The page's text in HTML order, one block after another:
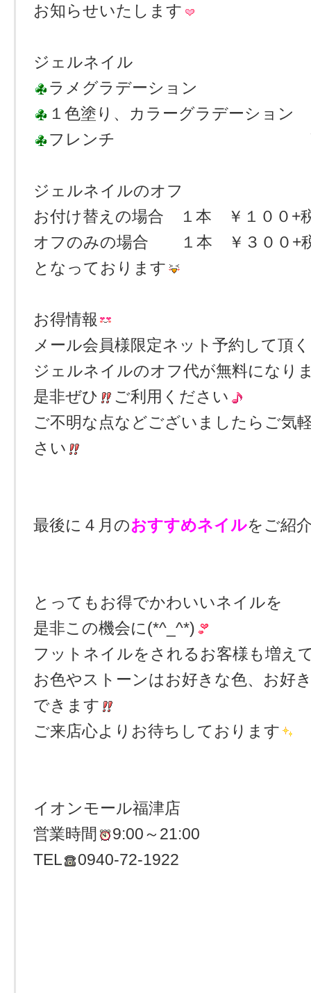
お知らせいたします
ジェルネイル
ラメグラデーション ￥
１色塗り、カラーグラデーション
フレンチ ￥５０
ジェルネイルのオフ
お付け替えの場合 １本 ￥１００+
オフのみの場合 １本 ￥３００+
となっております
お得情報
メール会員様限定ネット予約して頂
ジェルネイルのオフ代が無料になり
是非ぜひ
ご利用ください
ご不明な点などございましたらご気
さい
最後に４月のおすすめネイルをご紹
とってもお得でかわいいネイルを
是非この機会に(*^_^*)
フットネイルをされるお客様も増え
お色やストーンはお好きな色、お好
できます
ご来店心よりお待ちしております
イオンモール福津店
営業時間
9:00～21:00
TEL
0940-72-1922